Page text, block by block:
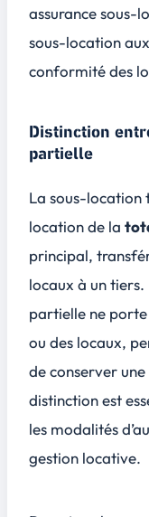
assurance sous-
sous-location
conformité des
Distinction
partielle
La sous-location
location de la
principal,
locaux à un
partielle ne
ou des locaux,
de conserver
distinction est
les modalités
gestion locative.